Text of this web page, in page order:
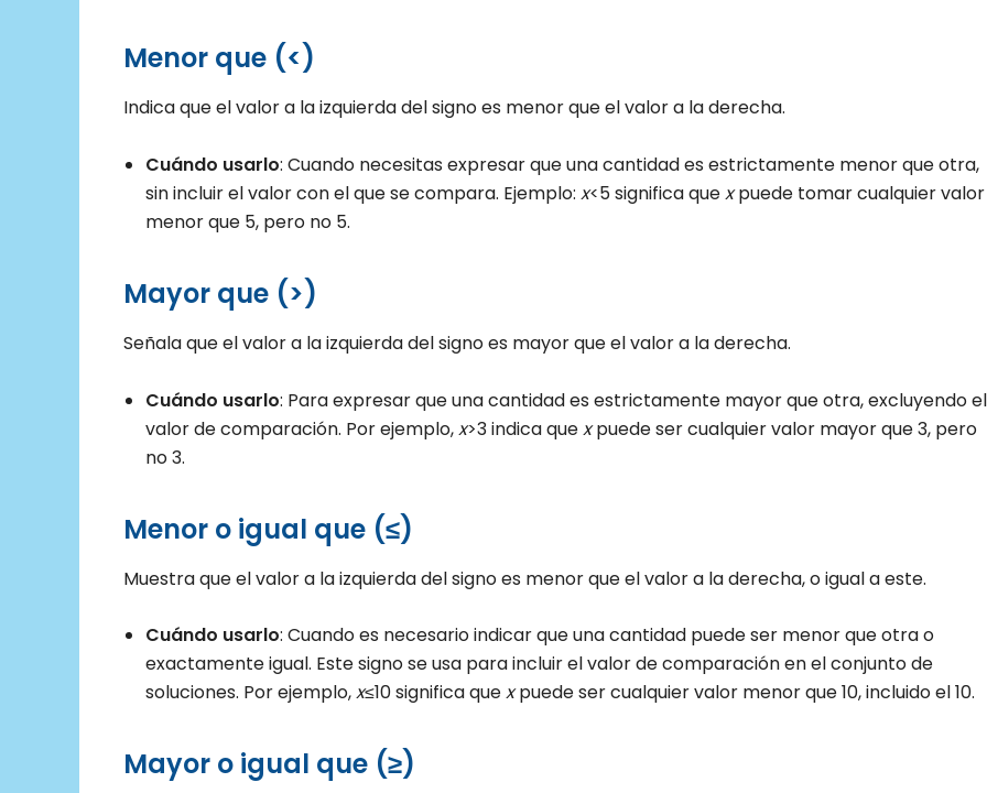
Menor que (<)
Indica que el valor a la izquierda del signo es menor que el valor a la derecha.
Cuándo usarlo: Cuando necesitas expresar que una cantidad es estrictamente menor que otra,
sin incluir el valor con el que se compara. Ejemplo: x<5 significa quexpuede tomar cualquier valor
menor que 5, pero no 5.
Mayor que (>)
Señala que el valor a la izquierda del signo es mayor que el valor a la derecha.
Cuándo usarlo: Para expresar que una cantidad es estrictamente mayor que otra, excluyendo el
valor de comparación. Por ejemplo,x>3 indica quexpuede ser cualquier valor mayor que 3, pero
no 3.
Menor o igual que (≤)
Muestra que el valor a la izquierda del signo es menor que el valor a la derecha, o igual a este.
Cuándo usarlo: Cuando es necesario indicar que una cantidad puede ser menor que otra o
exactamente igual. Este signo se usa para incluir el valor de comparación en el conjunto de
soluciones. Por ejemplo,x≤10 significa quexpuede ser cualquier valor menor que 10, incluido el 10.
Mayor o igual que (≥)